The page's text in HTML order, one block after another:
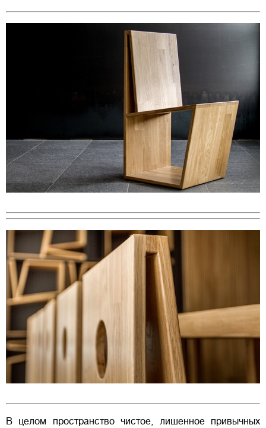
В целом пространство чистое, лишенное привычных